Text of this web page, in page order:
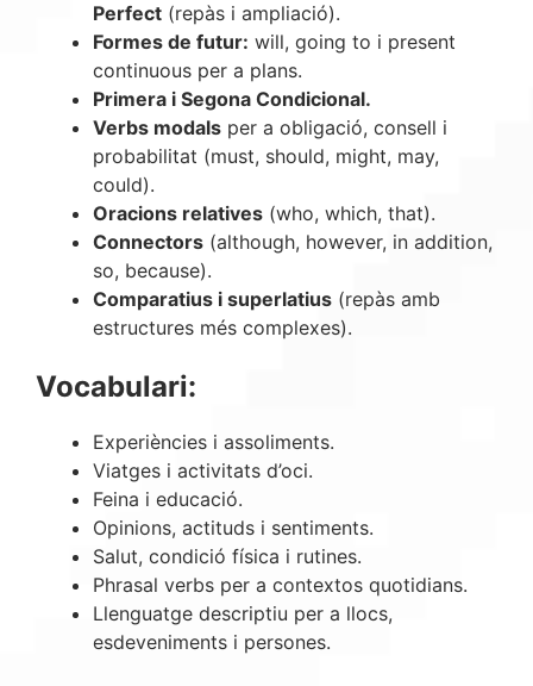
Perfect (repàs i ampliació).
Formes de futur: will, going to i present
continuous per a plans.
Primera i Segona Condicional.
Verbs modals per a obligació, consell i
probabilitat (must, should, might, may,
could).
Oracions relatives (who, which, that).
Connectors (although, however, in addition,
so, because).
Comparatius i superlatius (repàs amb
estructures més complexes).
Vocabulari:
Experiències i assoliments.
Viatges i activitats d’oci.
Feina i educació.
Opinions, actituds i sentiments.
Salut, condició física i rutines.
Phrasal verbs per a contextos quotidians.
Llenguatge descriptiu per a llocs,
esdeveniments i persones.